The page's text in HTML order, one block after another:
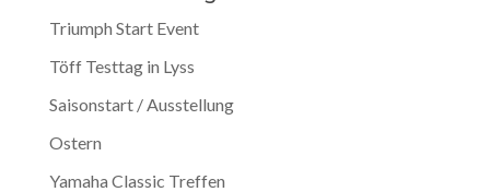
Triumph Start Event
Töff Testtag in Lyss
Saisonstart / Ausstellung
Ostern
Yamaha Classic Treffen